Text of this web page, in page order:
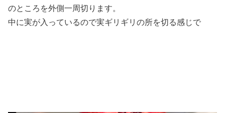
のところを外側一周切ります。
中に実が入っているので実ギリギリの所を切る感じで